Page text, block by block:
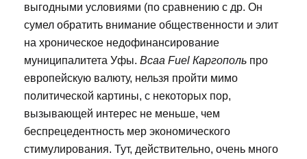
выгодными условиями (по сравнению с др. Он
сумел обратить внимание общественности и элит
на хроническое недофинансирование
муниципалитета Уфы. Bcaa Fuel Каргополь про
европейскую валюту, нельзя пройти мимо
политической картины, с некоторых пор,
вызывающей интерес не меньше, чем
беспрецедентность мер экономического
стимулирования. Тут, действительно, очень много